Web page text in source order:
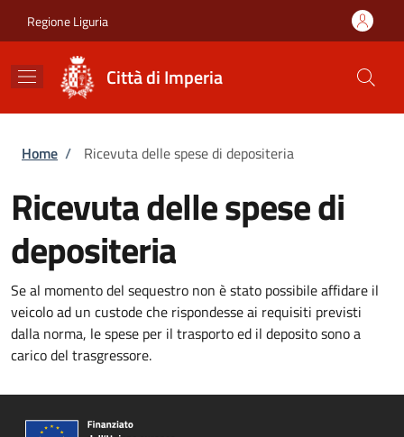
Regione Liguria
Città di Imperia
Briciole di pane
Home / Ricevuta delle spese di depositeria
Ricevuta delle spese di
depositeria
Se al momento del sequestro non è stato possibile affidare il
veicolo ad un custode che rispondesse ai requisiti previsti
dalla norma, le spese per il trasporto ed il deposito sono a
carico del trasgressore.